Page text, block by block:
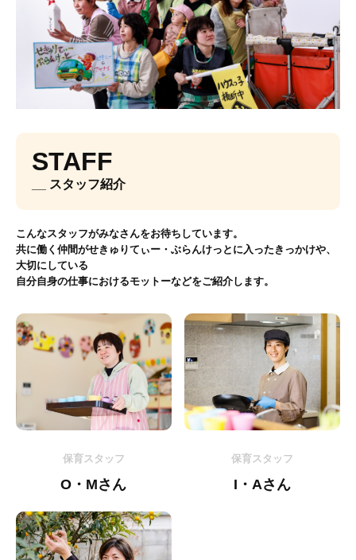
STAFF
__ スタッフ紹介
こんなスタッフがみなさんをお待ちしています。
共に働く仲間がせきゅりてぃー・ぶらんけっとに入ったきっかけや、
大切にしている
自分自身の仕事におけるモットーなどをご紹介します。
保育スタッフ
O・Mさん
保育スタッフ
I・Aさん